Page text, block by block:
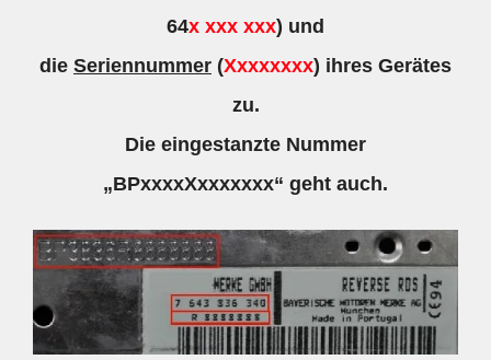
64x xxx xxx) und
die Seriennummer (Xxxxxxxx) ihres Gerätes
zu.
Die eingestanzte Nummer
„BPxxxxXxxxxxxx“ geht auch.